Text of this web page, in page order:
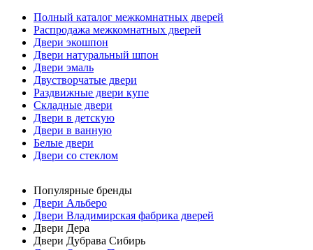
Полный каталог межкомнатных дверей
Распродажа межкомнатных дверей
Двери экошпон
Двери натуральный шпон
Двери эмаль
Двустворчатые двери
Раздвижные двери купе
Складные двери
Двери в детскую
Двери в ванную
Белые двери
Двери со стеклом
Популярные бренды
Двери Альберо
Двери Владимирская фабрика дверей
Двери Дера
Двери Дубрава Сибирь